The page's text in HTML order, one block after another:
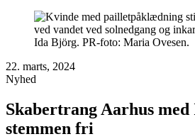
Ida Björg. PR-foto: Maria Ovesen.
22. marts, 2024
Nyhed
Skabertrang Aarhus
stemmen fri